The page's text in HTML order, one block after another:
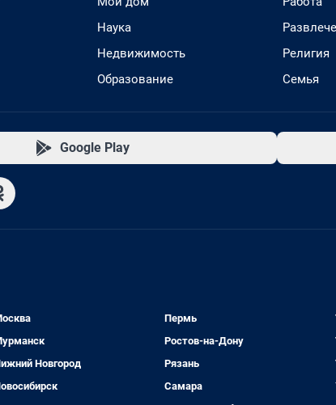
Наука
Недвижимость
Образование
Религия
Семья
Google Play
Новгород
Пермь
Ростов-на-Дону
Рязань
Самара